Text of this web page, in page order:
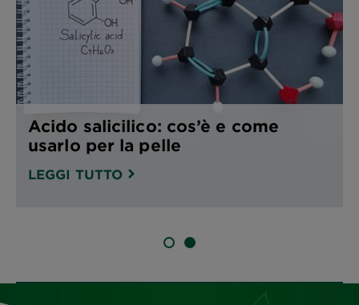
Acido salicilico: cos’è e come
usarlo per la pelle
LEGGI TUTTO
SLIDE 1SLIDE 2